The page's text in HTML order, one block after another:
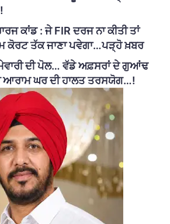
ਕਾਂਡ : ਜੇ FIR ਦਰਜ ਨਾ ਕੀਤੀ ਤਾਂ
ਕੋਰਟ ਤੱਕ ਜਾਣਾ ਪਵੇਗਾ…ਪੜ੍ਹੋ ਖ਼ਬਰ
ਦੀ ਪੋਲ… ਵੱਡੇ ਅਫ਼ਸਰਾਂ ਦੇ ਗੁਆਂਢ
ਆਰਾਮ ਘਰ ਦੀ ਹਾਲਤ ਤਰਸਯੋਗ…!